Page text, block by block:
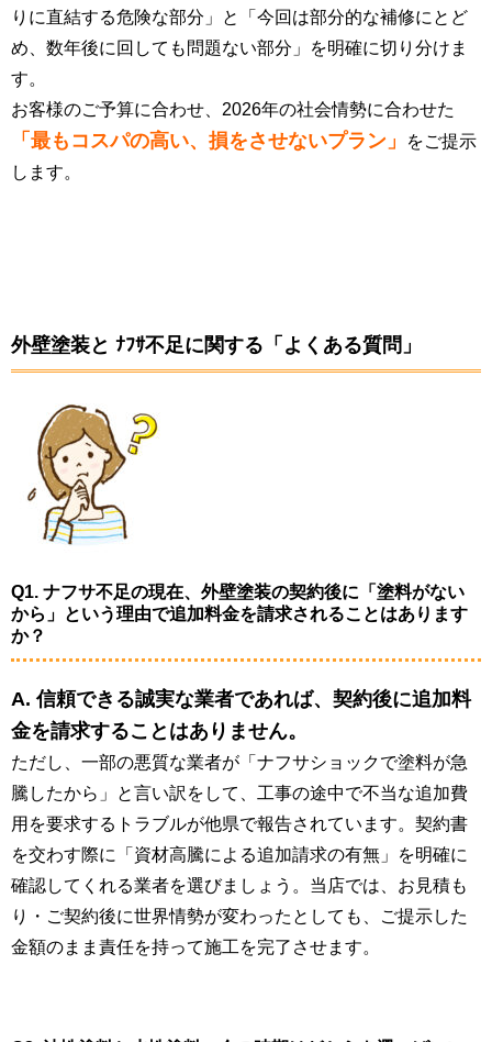
りに直結する危険な部分」と「今回は部分的な補修にとど
め、数年後に回しても問題ない部分」を明確に切り分けま
す。
お客様のご予算に合わせ、2026年の社会情勢に合わせた
「最もコスパの高い、損をさせないプラン」
をご提示
します。
外壁塗装と ﾅﾌｻ不足に関する「よくある質問」
Q1. ナフサ不足の現在、外壁塗装の契約後に「塗料がない
から」という理由で追加料金を請求されることはあります
か？
A. 信頼できる誠実な業者であれば、契約後に追加料
金を請求することはありません。
ただし、一部の悪質な業者が「ナフサショックで塗料が急
騰したから」と言い訳をして、工事の途中で不当な追加費
用を要求するトラブルが他県で報告されています。契約書
を交わす際に「資材高騰による追加請求の有無」を明確に
確認してくれる業者を選びましょう。当店では、お見積も
り・ご契約後に世界情勢が変わったとしても、ご提示した
金額のまま責任を持って施工を完了させます。